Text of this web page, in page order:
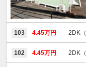
103 4.45万円 2DK
102 4.45万円 2DK